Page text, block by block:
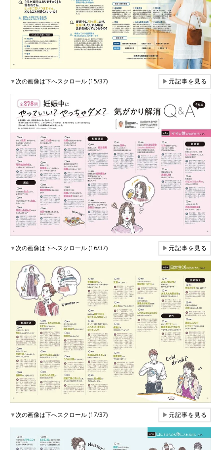
▼次の画像は下へスクロール (15/37) ▶元記事を見る
▼次の画像は下へスクロール (16/37) ▶元記事を見る
▼次の画像は下へスクロール (17/37) ▶元記事を見る